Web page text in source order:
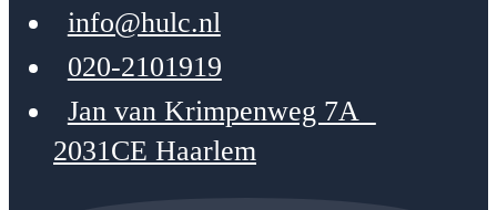
info@hulc.nl
020-2101919
Jan van Krimpenweg 7A
2031CE Haarlem